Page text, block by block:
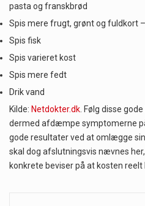
pasta og franskbrød
Spis mere frugt, grønt og fuldkort
Spis fisk
Spis varieret kost
Spis mere fedt
Drik vand
Kilde: Netdokter.dk . Følg disse
dermed afdæmpe symptomerne
gode resultater ved at omlægge
skal dog afslutningsvis nævnes
konkrete beviser på at kosten reelt